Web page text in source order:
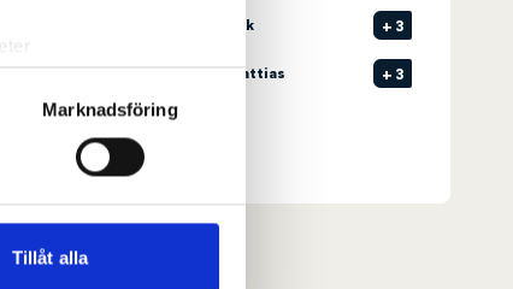
. Du kan ändra
från din enhet
informationen
Marknadsföring
Tillåt alla
RENBERG, Henrik + 3
T4 4 PERNHEDEN, Mattias + 3
Senast uppdaterad:13:27
Se full leaderboard